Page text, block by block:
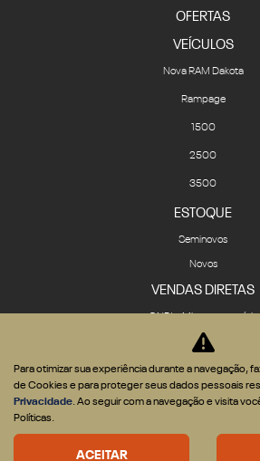
OFERTAS
VEÍCULOS
Nova RAM Dakota
Rampage
1500
2500
3500
ESTOQUE
Seminovos
Novos
VENDAS DIRETAS
Produtor Rural
Governo
Locadora
Para otimizar sua experiência durante a navegação,
de Cookies e para proteger seus dados pessoais
Privacidade. Ao seguir com a navegação e visita
Políticas.
ACEITAR